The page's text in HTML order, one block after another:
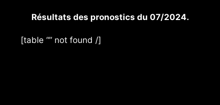
Résultats des pronostics du 07/2024.
[table “” not found /]